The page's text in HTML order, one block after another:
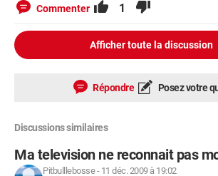
Commenter 1
Afficher toute la discussion
Répondre Posez votre
Discussions similaires
Ma television ne reconnait pas
Pitbulllebosse- 11 déc. 2009 à 19:02